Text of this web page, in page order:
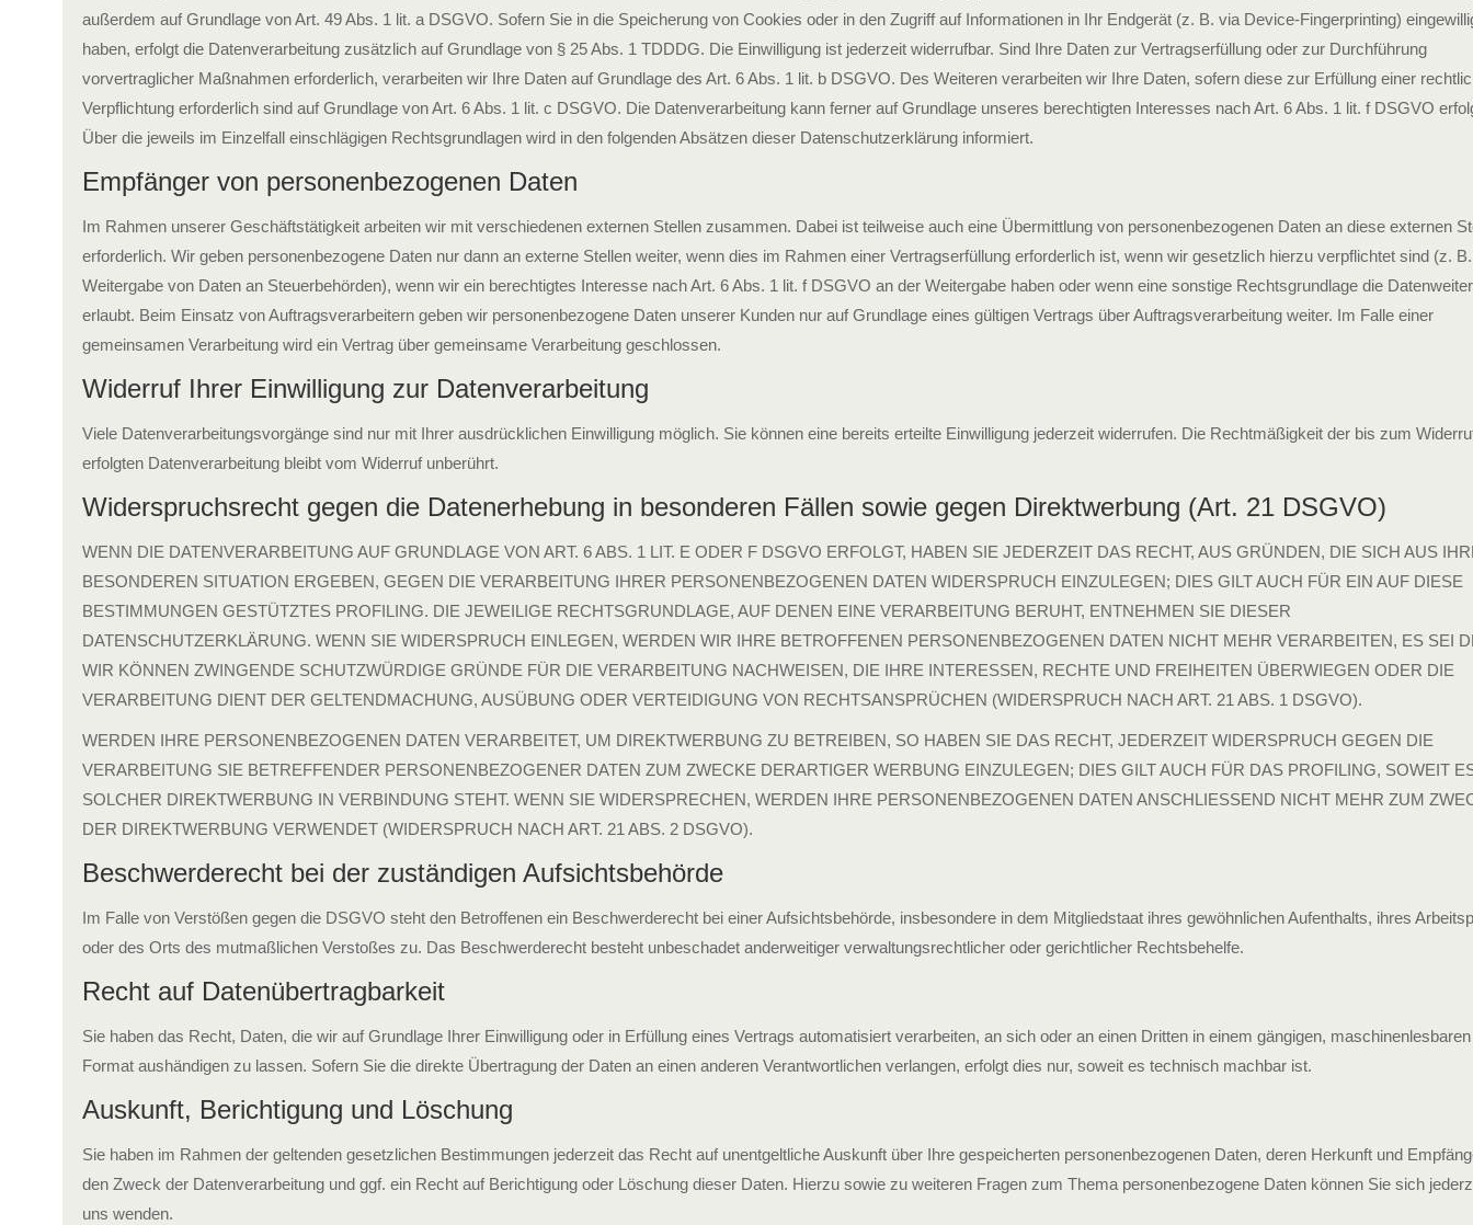
außerdem auf Grundlage von Art. 49 Abs. 1 lit. a DSGVO. Sofern Sie in die Speicherung von Cookies oder in den Zugriff auf Informationen in Ihr Endgerät (z. B. via Device-Fingerprinting)
haben, erfolgt die Datenverarbeitung zusätzlich auf Grundlage von § 25 Abs. 1 TDDDG. Die Einwilligung ist jederzeit widerrufbar. Sind Ihre Daten zur Vertragserfüllung oder zur Durchführung
vorvertraglicher Maßnahmen erforderlich, verarbeiten wir Ihre Daten auf Grundlage des Art. 6 Abs. 1 lit. b DSGVO. Des Weiteren verarbeiten wir Ihre Daten, sofern diese zur Erfüllung einer
Verpflichtung erforderlich sind auf Grundlage von Art. 6 Abs. 1 lit. c DSGVO. Die Datenverarbeitung kann ferner auf Grundlage unseres berechtigten Interesses nach Art. 6 Abs. 1 lit. f DSGVO
Über die jeweils im Einzelfall einschlägigen Rechtsgrundlagen wird in den folgenden Absätzen dieser Datenschutzerklärung informiert.
Empfänger von personenbezogenen Daten
Im Rahmen unserer Geschäftstätigkeit arbeiten wir mit verschiedenen externen Stellen zusammen. Dabei ist teilweise auch eine Übermittlung von personenbezogenen Daten an diese externen
erforderlich. Wir geben personenbezogene Daten nur dann an externe Stellen weiter, wenn dies im Rahmen einer Vertragserfüllung erforderlich ist, wenn wir gesetzlich hierzu verpflichtet sind (z. B.
Weitergabe von Daten an Steuerbehörden), wenn wir ein berechtigtes Interesse nach Art. 6 Abs. 1 lit. f DSGVO an der Weitergabe haben oder wenn eine sonstige Rechtsgrundlage die
erlaubt. Beim Einsatz von Auftragsverarbeitern geben wir personenbezogene Daten unserer Kunden nur auf Grundlage eines gültigen Vertrags über Auftragsverarbeitung weiter. Im Falle einer
gemeinsamen Verarbeitung wird ein Vertrag über gemeinsame Verarbeitung geschlossen.
Widerruf Ihrer Einwilligung zur Datenverarbeitung
Viele Datenverarbeitungsvorgänge sind nur mit Ihrer ausdrücklichen Einwilligung möglich. Sie können eine bereits erteilte Einwilligung jederzeit widerrufen. Die Rechtmäßigkeit der bis zum
erfolgten Datenverarbeitung bleibt vom Widerruf unberührt.
Widerspruchsrecht gegen die Datenerhebung in besonderen Fällen sowie gegen Direktwerbung (Art. 21 DSGVO)
WENN DIE DATENVERARBEITUNG AUF GRUNDLAGE VON ART. 6 ABS. 1 LIT. E ODER F DSGVO ERFOLGT, HABEN SIE JEDERZEIT DAS RECHT, AUS GRÜNDEN, DIE SICH AUS
BESONDEREN SITUATION ERGEBEN, GEGEN DIE VERARBEITUNG IHRER PERSONENBEZOGENEN DATEN WIDERSPRUCH EINZULEGEN; DIES GILT AUCH FÜR EIN AUF DIESE
BESTIMMUNGEN GESTÜTZTES PROFILING. DIE JEWEILIGE RECHTSGRUNDLAGE, AUF DENEN EINE VERARBEITUNG BERUHT, ENTNEHMEN SIE DIESER
DATENSCHUTZERKLÄRUNG. WENN SIE WIDERSPRUCH EINLEGEN, WERDEN WIR IHRE BETROFFENEN PERSONENBEZOGENEN DATEN NICHT MEHR VERARBEITEN, ES SEI
WIR KÖNNEN ZWINGENDE SCHUTZWÜRDIGE GRÜNDE FÜR DIE VERARBEITUNG NACHWEISEN, DIE IHRE INTERESSEN, RECHTE UND FREIHEITEN ÜBERWIEGEN ODER DIE
VERARBEITUNG DIENT DER GELTENDMACHUNG, AUSÜBUNG ODER VERTEIDIGUNG VON RECHTSANSPRÜCHEN (WIDERSPRUCH NACH ART. 21 ABS. 1 DSGVO).
WERDEN IHRE PERSONENBEZOGENEN DATEN VERARBEITET, UM DIREKTWERBUNG ZU BETREIBEN, SO HABEN SIE DAS RECHT, JEDERZEIT WIDERSPRUCH GEGEN DIE
VERARBEITUNG SIE BETREFFENDER PERSONENBEZOGENER DATEN ZUM ZWECKE DERARTIGER WERBUNG EINZULEGEN; DIES GILT AUCH FÜR DAS PROFILING, SOWEIT
SOLCHER DIREKTWERBUNG IN VERBINDUNG STEHT. WENN SIE WIDERSPRECHEN, WERDEN IHRE PERSONENBEZOGENEN DATEN ANSCHLIESSEND NICHT MEHR ZUM
DER DIREKTWERBUNG VERWENDET (WIDERSPRUCH NACH ART. 21 ABS. 2 DSGVO).
Beschwerde­recht bei der zuständigen Aufsichts­behörde
Im Falle von Verstößen gegen die DSGVO steht den Betroffenen ein Beschwerderecht bei einer Aufsichtsbehörde, insbesondere in dem Mitgliedstaat ihres gewöhnlichen Aufenthalts, ihres
oder des Orts des mutmaßlichen Verstoßes zu. Das Beschwerderecht besteht unbeschadet anderweitiger verwaltungsrechtlicher oder gerichtlicher Rechtsbehelfe.
Recht auf Daten­übertrag­barkeit
Sie haben das Recht, Daten, die wir auf Grundlage Ihrer Einwilligung oder in Erfüllung eines Vertrags automatisiert verarbeiten, an sich oder an einen Dritten in einem gängigen, maschinenlesbaren
Format aushändigen zu lassen. Sofern Sie die direkte Übertragung der Daten an einen anderen Verantwortlichen verlangen, erfolgt dies nur, soweit es technisch machbar ist.
Auskunft, Berichtigung und Löschung
Sie haben im Rahmen der geltenden gesetzlichen Bestimmungen jederzeit das Recht auf unentgeltliche Auskunft über Ihre gespeicherten personenbezogenen Daten, deren Herkunft und
den Zweck der Datenverarbeitung und ggf. ein Recht auf Berichtigung oder Löschung dieser Daten. Hierzu sowie zu weiteren Fragen zum Thema personenbezogene Daten können Sie sich
uns wenden.